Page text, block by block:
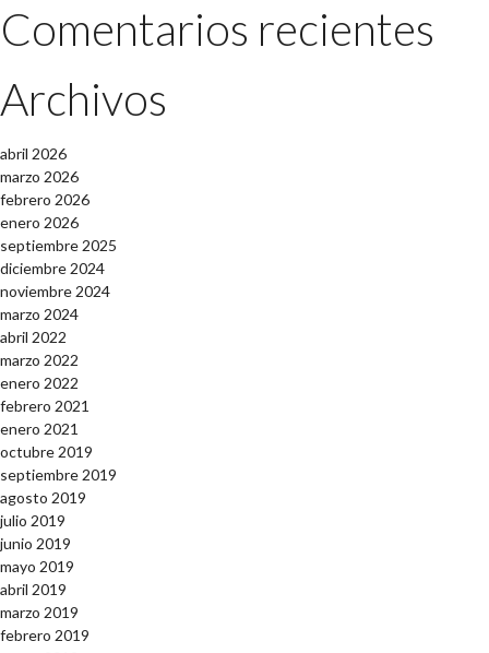
Comentarios recientes
Archivos
abril 2026
marzo 2026
febrero 2026
enero 2026
septiembre 2025
diciembre 2024
noviembre 2024
marzo 2024
abril 2022
marzo 2022
enero 2022
febrero 2021
enero 2021
octubre 2019
septiembre 2019
agosto 2019
julio 2019
junio 2019
mayo 2019
abril 2019
marzo 2019
febrero 2019